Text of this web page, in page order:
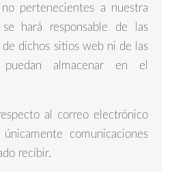
pertenecientes a nuestra
hará responsable de las
dichos sitios web ni de las
almacenar en el
al correo electrónico
comunicaciones
recibir.